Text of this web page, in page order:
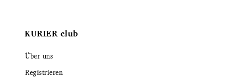
KURIER club
Über uns
Registrieren